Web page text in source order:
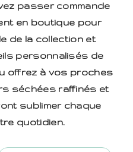
passer commande
en boutique pour
de la collection et
personnalisés de
offrez à vos proches
séchées raffinés et
sublimer chaque
quotidien.